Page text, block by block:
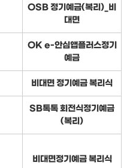
OSB 정기예금(복리)_비
대면
OK e-안심앱플러스정기
예금
비대면 정기예금 복리식
SB톡톡 회전식정기예금
(복리)
비대면정기예금 복리식